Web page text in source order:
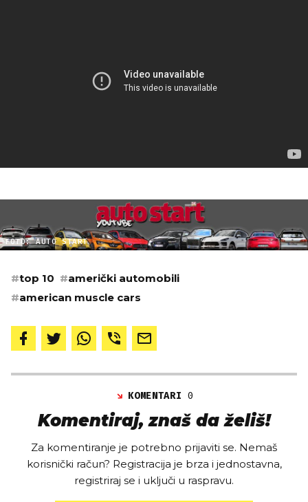
FOTO: AUTO START
#top 10 #američki automobili
#american muscle cars
KOMENTARI0
Komentiraj, znaš da želiš!
Za komentiranje je potrebno prijaviti se. Nemaš
korisnički račun? Registracija je brza i jednostavna,
registriraj se i uključi u raspravu.